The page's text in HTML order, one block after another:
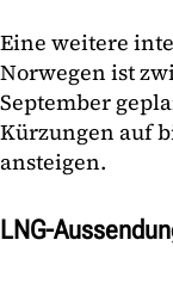
Eine weitere
Norwegen ist
September
Kürzungen auf
ansteigen.
LNG-